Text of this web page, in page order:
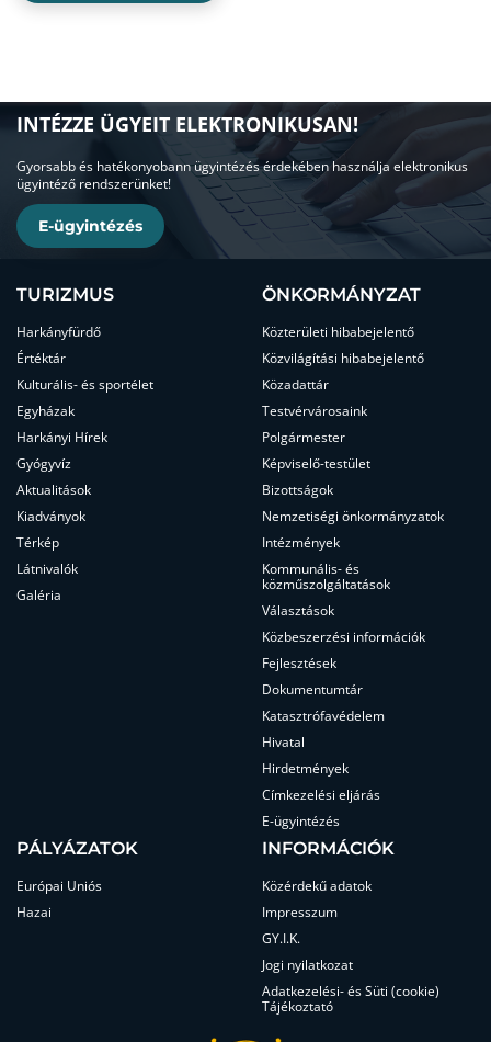
INTÉZZE ÜGYEIT ELEKTRONIKUSAN!
Gyorsabb és hatékonyobann ügyintézés érdekében használja elektronikus
ügyintéző rendszerünket!
E-ügyintézés
TURIZMUS
Harkányfürdő
Értéktár
Kulturális- és sportélet
Egyházak
Harkányi Hírek
Gyógyvíz
Aktualitások
Kiadványok
Térkép
Látnivalók
Galéria
ÖNKORMÁNYZAT
Közterületi hibabejelentő
Közvilágítási hibabejelentő
Közadattár
Testvérvárosaink
Polgármester
Képviselő-testület
Bizottságok
Nemzetiségi önkormányzatok
Intézmények
Kommunális- és
közműszolgáltatások
Választások
Közbeszerzési információk
Fejlesztések
Dokumentumtár
Katasztrófavédelem
Hivatal
Hirdetmények
Címkezelési eljárás
E-ügyintézés
PÁLYÁZATOK
Európai Uniós
Hazai
INFORMÁCIÓK
Közérdekű adatok
Impresszum
GY.I.K.
Jogi nyilatkozat
Adatkezelési- és Süti (cookie)
Tájékoztató